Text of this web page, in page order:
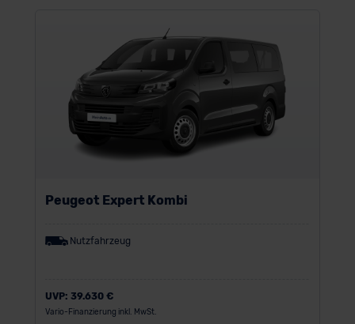
Peugeot Expert Kombi
Nutzfahrzeug
UVP: 39.630 €
Vario-Finanzierung inkl. MwSt.